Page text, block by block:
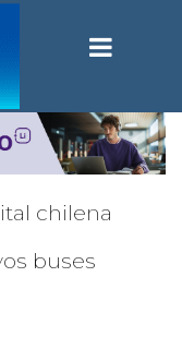
chilena
buses